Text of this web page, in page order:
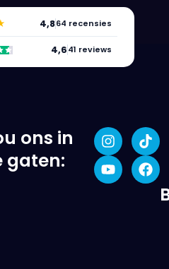
4,864 recensies
4,641 reviews
ons in
gaten: